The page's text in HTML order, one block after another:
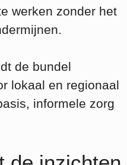
werken zonder het
de bundel
lokaal en regionaal
informele zorg